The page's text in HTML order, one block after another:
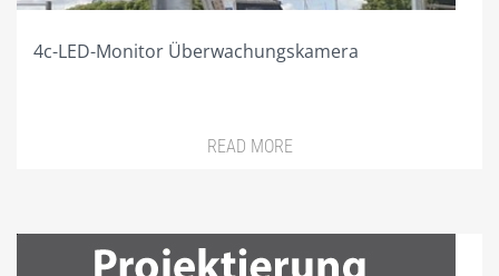
ANMELDEN
ABMELDEN
WARENKORB
4c-LED-Monitor Überwachungskamera
READ MORE